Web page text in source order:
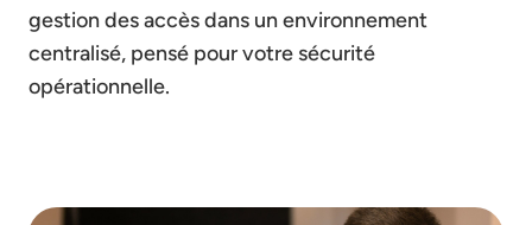
gestion des accès dans un environnement
centralisé, pensé pour votre sécurité
opérationnelle.